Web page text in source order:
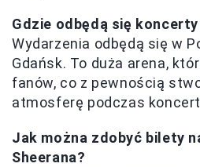
Gdzie odbędą się koncerty
Wydarzenia odbędą się w
Gdańsk. To duża arena,
fanów, co z pewnością
atmosferę podczas
Jak można zdobyć bilety
Sheerana?